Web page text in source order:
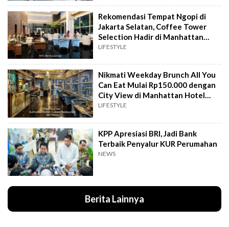
Rekomendasi Tempat Ngopi di
Jakarta Selatan, Coffee Tower
Selection Hadir di Manhattan
Hotel Jakarta
LIFESTYLE
Nikmati Weekday Brunch All You
Can Eat Mulai Rp150.000 dengan
City View di Manhattan Hotel
Jakarta
LIFESTYLE
KPP Apresiasi BRI, Jadi Bank
Terbaik Penyalur KUR Perumahan
NEWS
Berita Lainnya